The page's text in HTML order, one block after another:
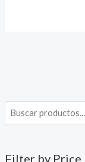
Filter by Price